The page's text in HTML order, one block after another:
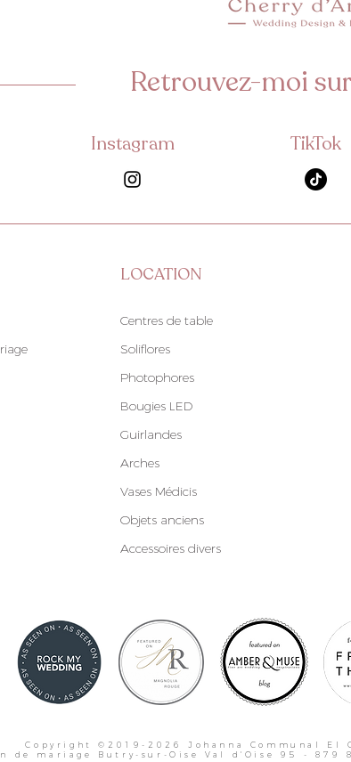
Retrouvez-moi
Instagram TikTok
LOCATION
Centres de table
Soliflores
Photophores
Bougies LED
Guirlandes
Arches
Vases Médicis
Objets anciens
Accessoires divers
Copyright ©2019-2026 Johanna Communal
de mariage Butry-sur-Oise Val d'Oise 95 - 879